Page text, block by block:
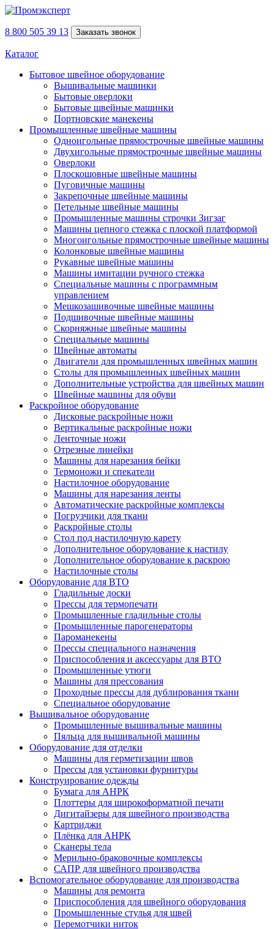
8 800 505 39 13 Заказать звонок
Каталог
Бытовое швейное оборудование
Вышивальные машинки
Бытовые оверлоки
Бытовые швейные машинки
Портновские манекены
Промышленные швейные машины
Одноигольные прямострочные швейные машины
Двухигольные прямострочные швейные машины
Оверлоки
Плоскошовные швейные машины
Пуговичные машины
Закрепочные швейные машины
Петельные швейные машины
Промышленные машины строчки Зигзаг
Машины цепного стежка с плоской платформой
Многоигольные прямострочные швейные машины
Колонковые швейные машины
Рукавные швейные машины
Машины имитации ручного стежка
Специальные машины с программным
управлением
Мешкозашивочные швейные машины
Подшивочные швейные машины
Скорняжные швейные машины
Специальные машины
Швейные автоматы
Двигатели для промышленных швейных машин
Столы для промышленных швейных машин
Дополнительные устройства для швейных машин
Швейные машины для обуви
Раскройное оборудование
Дисковые раскройные ножи
Вертикальные раскройные ножи
Ленточные ножи
Отрезные линейки
Машины для нарезания бейки
Термоножи и спекатели
Настилочное оборудование
Машины для нарезания ленты
Автоматические раскройные комплексы
Погрузчики для ткани
Раскройные столы
Стол под настилочную карету
Дополнительное оборудование к настилу
Дополнительное оборудование к раскрою
Настилочные столы
Оборудование для ВТО
Гладильные доски
Прессы для термопечати
Промышленные гладильные столы
Промышленные парогенераторы
Пароманекены
Прессы специального назначения
Приспособления и аксессуары для ВТО
Промышленные утюги
Машины для прессования
Проходные прессы для дублирования ткани
Специальное оборудование
Вышивальное оборудование
Промышленные вышивальные машины
Пяльца для вышивальной машины
Оборудование для отделки
Машины для герметизации швов
Прессы для установки фурнитуры
Конструирование одежды
Бумага для АНРК
Плоттеры для широкоформатной печати
Дигитайзеры для швейного производства
Картриджи
Плёнка для АНРК
Сканеры тела
Мерильно-браковочные комплексы
САПР для швейного производства
Вспомогательное оборудование для производства
Машины для ремонта
Приспособления для швейного оборудования
Промышленные стулья для швей
Перемотчики ниток